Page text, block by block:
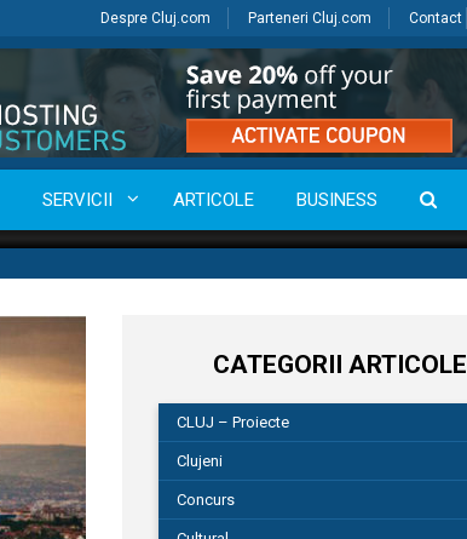
Despre Cluj.com Parteneri Cluj.com Contact
SERVICII ARTICOLE BUSINESS
CATEGORII ARTICOLE
CLUJ – Proiecte
Clujeni
Concurs